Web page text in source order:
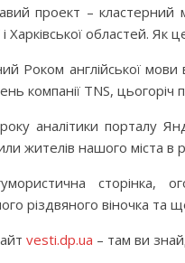
проект –
Харківської областей. Як
Роком англійської мови
компанії TNS, цьогоріч
аналітики порталу
жителів нашого міста
сторінка,
різдвяного віночка та
vesti.dp.ua – там ви